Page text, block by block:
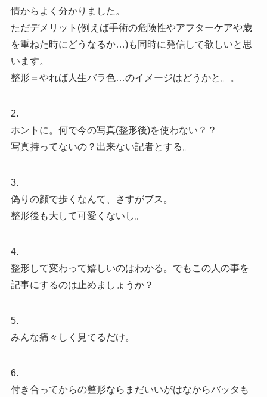
情からよく分かりました。
ただデメリット(例えば手術の危険性やアフターケアや歳
を重ねた時にどうなるか…)も同時に発信して欲しいと思
います。
整形＝やれば人生バラ色…のイメージはどうかと。。
2.
ホントに。何で今の写真(整形後)を使わない？？
写真持ってないの？出来ない記者とする。
3.
偽りの顔で歩くなんて、さすがブス。
整形後も大して可愛くないし。
4.
整形して変わって嬉しいのはわかる。でもこの人の事を
記事にするのは止めましょうか？
5.
みんな痛々しく見てるだけ。
6.
付き合ってからの整形ならまだいいがはなからバッタも